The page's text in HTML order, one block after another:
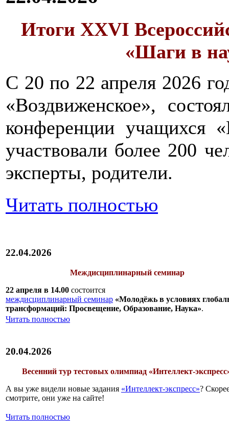
Итоги XXVI
«Шаги в
С 20 по 22 апреля 2026
«Воздвиженское»,
конференции
участвовали более 200
эксперты, родители.
Читать полностью
22.04.2026
Междисциплинарный семинар
22 апреля в 14.00 состоится
междисциплинарный семинар «Молодёжь в условиях
трансформаций: Просвещение, Образование, Наука».
Читать полностью
20.04.2026
Весенний тур тестовых олимпиад «Интеллект-
А вы уже видели новые задания «Интеллект-экспресс»?
смотрите, они уже на сайте!
Читать полностью